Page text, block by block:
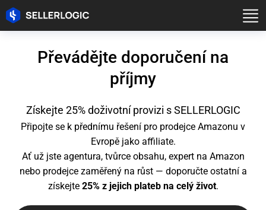
Převádějte doporučení na
příjmy
Získejte 25% doživotní provizi s SELLERLOGIC
Připojte se k přednímu řešení pro prodejce Amazonu v
Evropě jako affiliate.
Ať už jste agentura, tvůrce obsahu, expert na Amazon
nebo prodejce zaměřený na růst — doporučte ostatní a
získejte 25% z jejich plateb na celý život.